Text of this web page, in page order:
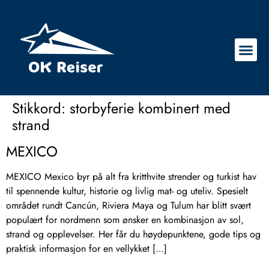
Stikkord: storbyferie kombinert med
strand
MEXICO
MEXICO Mexico byr på alt fra kritthvite strender og turkist hav
til spennende kultur, historie og livlig mat- og uteliv. Spesielt
området rundt Cancún, Riviera Maya og Tulum har blitt svært
populært for nordmenn som ønsker en kombinasjon av sol,
strand og opplevelser. Her får du høydepunktene, gode tips og
praktisk informasjon for en vellykket […]